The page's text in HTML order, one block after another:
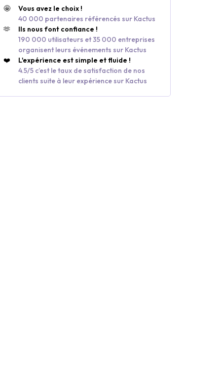
🤩
Vous avez le choix !
40 000 partenaires référencés sur Kactus
🫶
Ils nous font confiance !
190 000 utilisateurs et 35 000 entreprises
organisent leurs événements sur Kactus
❤️
L'expérience est simple et fluide !
4.5/5 c’est le taux de satisfaction de nos
clients suite à leur expérience sur Kactus